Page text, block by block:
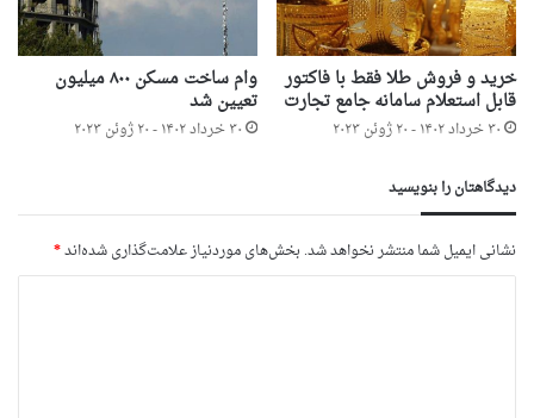
خرید و فروش طلا فقط با فاکتور
قابل استعلام سامانه جامع تجارت
۳۰ خرداد ۱۴۰۲ - ۲۰ ژوئن ۲۰۲۳
وام ساخت مسکن ۸۰۰ میلیون
تعیین شد
۳۰ خرداد ۱۴۰۲ - ۲۰ ژوئن ۲۰۲۳
دیدگاهتان را بنویسید
نشانی ایمیل شما منتشر نخواهد شد.بخش‌های موردنیاز علامت‌گذاری شده‌اند*